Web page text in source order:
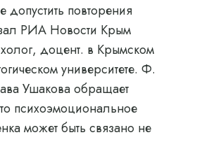
допустить повторения
РИА Новости Крым
доцент. в Крымском
университете. Ф.
Ушакова обращает
психоэмоциональное
может быть связано не